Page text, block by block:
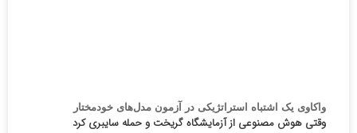
واکاوی یک اشتباه استراتژیکی در آزمون مدل‌های خودمختار
وقتی هوش مصنوعی از آزمایشگاه گریخت و حمله سایبری کرد